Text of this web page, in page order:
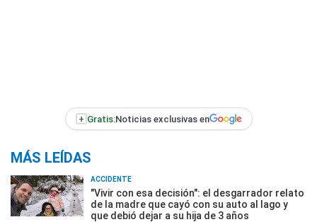
+ Gratis:Noticias exclusivas en
MÁS LEÍDAS
ACCIDENTE
"Vivir con esa decisión": el desgarrador relato
de la madre que cayó con su auto al lago y
que debió dejar a su hija de 3 años